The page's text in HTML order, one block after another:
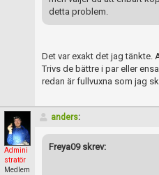
detta problem.
Det var exakt det jag tänkte.
Trivs de bättre i par eller
redan är fullvuxna som jag
Admini
stratör
Medlem
anders:
Freya09 skrev: